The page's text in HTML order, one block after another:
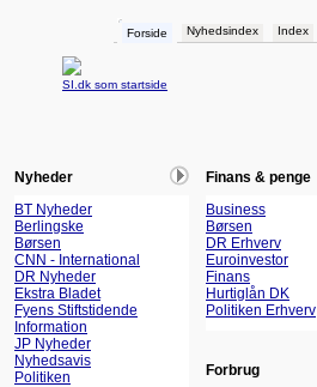
Forside Nyhedsindex Index
SI.dk som startside
Nyheder
BT Nyheder
Berlingske
Børsen
CNN - International
DR Nyheder
Ekstra Bladet
Fyens Stiftstidende
Information
JP Nyheder
Nyhedsavis
Politiken
Finans & penge
Business
Børsen
DR Erhverv
Euroinvestor
Finans
Hurtiglån DK
Politiken Erhverv
Forbrug